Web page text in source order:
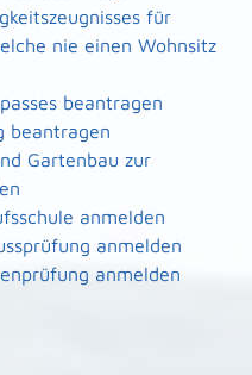
für
nie einen Wohnsitz
beantragen
beantragen
Gartenbau zur
anmelden
anmelden
anmelden